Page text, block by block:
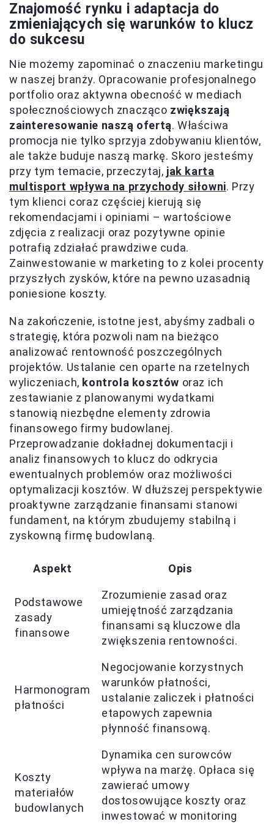
Znajomość rynku i adaptacja do
zmieniających się warunków to klucz
do sukcesu
Nie możemy zapominać o znaczeniu marketingu
w naszej branży. Opracowanie profesjonalnego
portfolio oraz aktywna obecność w mediach
społecznościowych znacząco zwiększają
zainteresowanie naszą ofertą. Właściwa
promocja nie tylko sprzyja zdobywaniu klientów,
ale także buduje naszą markę. Skoro jesteśmy
przy tym temacie, przeczytaj, jak karta
multisport wpływa na przychody siłowni. Przy
tym klienci coraz częściej kierują się
rekomendacjami i opiniami – wartościowe
zdjęcia z realizacji oraz pozytywne opinie
potrafią zdziałać prawdziwe cuda.
Zainwestowanie w marketing to z kolei procenty
przyszłych zysków, które na pewno uzasadnią
poniesione koszty.
Na zakończenie, istotne jest, abyśmy zadbali o
strategię, która pozwoli nam na bieżąco
analizować rentowność poszczególnych
projektów. Ustalanie cen oparte na rzetelnych
wyliczeniach, kontrola kosztów oraz ich
zestawianie z planowanymi wydatkami
stanowią niezbędne elementy zdrowia
finansowego firmy budowlanej.
Przeprowadzanie dokładnej dokumentacji i
analiz finansowych to klucz do odkrycia
ewentualnych problemów oraz możliwości
optymalizacji kosztów. W dłuższej perspektywie
proaktywne zarządzanie finansami stanowi
fundament, na którym zbudujemy stabilną i
zyskowną firmę budowlaną.
Aspekt Opis
Podstawowe
zasady
finansowe
Zrozumienie zasad oraz
umiejętność zarządzania
finansami są kluczowe dla
zwiększenia rentowności.
Harmonogram
płatności
Negocjowanie korzystnych
warunków płatności,
ustalanie zaliczek i płatności
etapowych zapewnia
płynność finansową.
Koszty
materiałów
budowlanych
Dynamika cen surowców
wpływa na marżę. Opłaca się
zawierać umowy
dostosowujące koszty oraz
inwestować w monitoring